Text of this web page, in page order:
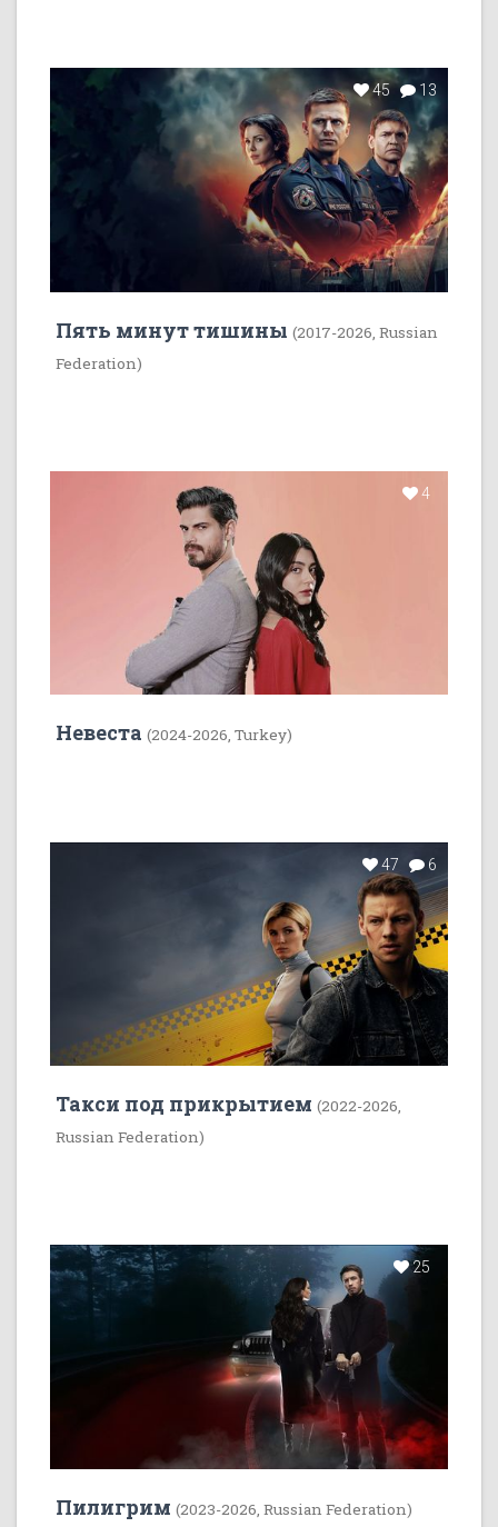
45 13
Пять минут тишины (2017-2026, Russian
Federation)
4
Невеста (2024-2026, Turkey)
47 6
Такси под прикрытием (2022-2026,
Russian Federation)
25
Пилигрим (2023-2026, Russian Federation)